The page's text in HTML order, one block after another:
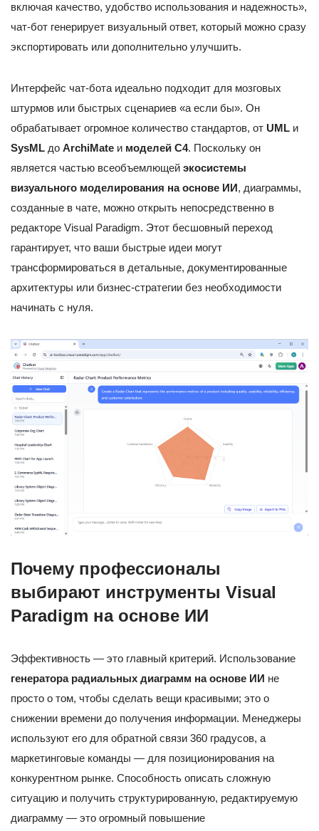
включая качество, удобство использования и надежность»,
чат-бот генерирует визуальный ответ, который можно сразу
экспортировать или дополнительно улучшить.
Интерфейс чат-бота идеально подходит для мозговых
штурмов или быстрых сценариев «а если бы». Он
обрабатывает огромное количество стандартов, от UML и
SysML до ArchiMate и моделей C4. Поскольку он
является частью всеобъемлющей экосистемы
визуального моделирования на основе ИИ, диаграммы,
созданные в чате, можно открыть непосредственно в
редакторе Visual Paradigm. Этот бесшовный переход
гарантирует, что ваши быстрые идеи могут
трансформироваться в детальные, документированные
архитектуры или бизнес-стратегии без необходимости
начинать с нуля.
Почему профессионалы
выбирают инструменты Visual
Paradigm на основе ИИ
Эффективность — это главный критерий. Использование
генератора радиальных диаграмм на основе ИИ не
просто о том, чтобы сделать вещи красивыми; это о
снижении времени до получения информации. Менеджеры
используют его для обратной связи 360 градусов, а
маркетинговые команды — для позиционирования на
конкурентном рынке. Способность описать сложную
ситуацию и получить структурированную, редактируемую
диаграмму — это огромный повышение